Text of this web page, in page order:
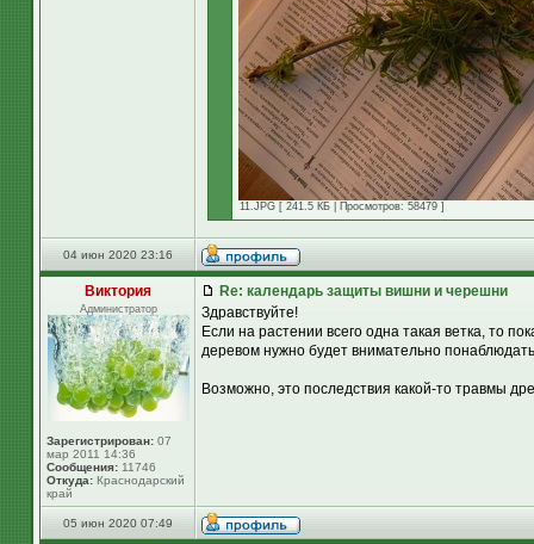
11.JPG [ 241.5 КБ | Просмотров: 58479 ]
04 июн 2020 23:16
Виктория
Администратор
Зарегистрирован: 07
мар 2011 14:36
Сообщения: 11746
Откуда: Краснодарский
край
Re: календарь защиты вишни и черешни
Здравствуйте!
Если на растении всего одна такая ветка, то
деревом нужно будет внимательно
Возможно, это последствия какой-то травмы
05 июн 2020 07:49